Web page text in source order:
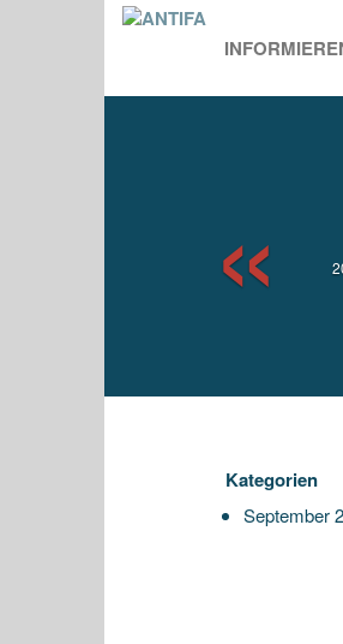
Kategorien
September